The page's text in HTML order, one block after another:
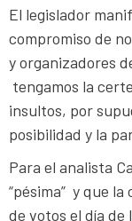
El legislador
compromiso de
y organizadores
tengamos la
insultos, por
posibilidad y la
Para el analista
“pésima” y que
de votos el día de